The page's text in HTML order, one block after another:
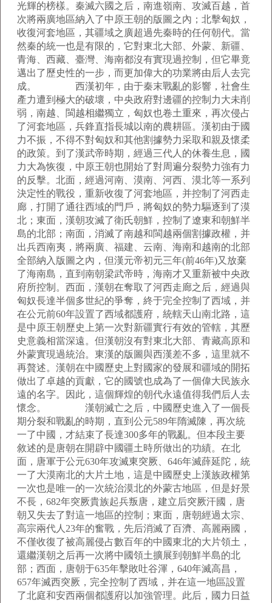
光輝的榜樣。秦滅六國之后，南進嶺南、攻滅百越，首
次將兩廣地區納入了中原王朝的版圖之內；北擊匈奴，
收復河套地區，其疆域之廣超過先秦時的任何朝代。當
然秦的統一也是有限的，它對東北大部、外蒙、新疆、
青海、西藏、臺灣、海南都沒有實現過控制，但它畢竟
邁出了歷史性的一步，而更加偉大的功業將由后人去完
成。 西漢初年，由于秦末戰亂的影響，社會生
產力遭到極大的破壞，中央政府對邊疆的控制力大未削
弱，南越、閩越相繼獨立，匈奴也卷土重來，再次侵占
了河套地區，兵鋒直指長城以南的農耕區。漢初由于國
力不振，不得不對匈奴和其他割據勢力采取和親及懷柔
的政策。到了漢武帝時期，經過三代人的休養生息，國
力大為恢復，中原王朝也開始了對周遍分裂勢力強有力
的反擊。北面，經過河南、漠南、河西、漠北等一系列
決定性的戰役，重新收復了河套地區，并控制了河西走
廊，打開了通往西域的門戶，將匈奴的勢力驅逐到了漠
北；東面，漢朝攻滅了衛氏朝鮮，控制了遼東和朝鮮半
島的北部；南面，消滅了南越和閩越兩個割據政權，并
出兵西南夷，將兩廣、福建、云南、海南和越南的北部
全部納入版圖之內，但漢元帝初元三年(前46年)又放棄
了海南島，直到南朝梁武帝時，海南才又重新被中央政
府所控制。西面，漢朝在奪取了河西走廊之后，經過與
匈奴長達半個多世紀的爭奪，終于完全控制了西域，并
在公元前60年設置了西域都護府，統轄天山南北路，這
是中原王朝歷史上第一次對新疆實行有效的管轄，其歷
史意義相當深遠。但漢朝沒有對東北大部、青藏高原和
外蒙實現過統治。東漢的版圖與西漢差不多，這里就不
再贅述。漢朝在中國歷史上對國家的發展和疆域的開拓
做出了卓越的貢獻，它的國號也成為了一個偉大民族永
遠的名字。因此，這個輝煌的朝代永遠值得我們后人去
懷念。 漢朝滅亡之后，中國歷史進入了一個長
期分裂和戰亂的時期，直到公元589年隋滅陳，再次統
一了中國，才結束了長達300多年的戰亂。但本段主要
敘述的是唐朝在開辟中國疆土時所做出的功績。在北
面，唐軍于公元630年攻滅東突厥、646年滅薛延陀，統
一了大漠南北的大片土地，這是中國歷史上漢族政權第
一次也是唯一的一次統治漠北的外蒙古地區，但是好景
不長，682年突厥貴族起兵叛唐，建立后突厥汗國，唐
朝又失去了對這一地區的控制；東面，唐朝經過太宗、
高宗兩代人23年的奮戰，先后消滅了百濟、高麗兩國，
不僅收復了被高麗侵占數百年的中國東北的大片領土，
還繼漢朝之后再一次將中國領土擴展到朝鮮半島的北
部；西面，唐朝于635年擊敗吐谷渾，640年滅高昌，
657年滅西突厥，完全控制了西域，并在這一地區設置
了北庭和安西兩個都護府以加強管理。此后，國力日益